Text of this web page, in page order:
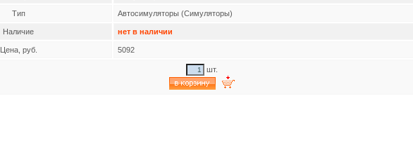
Тип Автосимуляторы (Симуляторы)
Наличие нет в наличии
Цена, руб. 5092
шт.